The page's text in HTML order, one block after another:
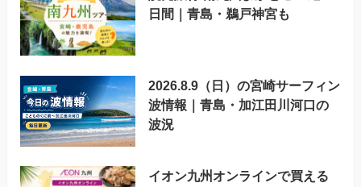
日間｜青島・鵜戸神宮も
2026.8.9（日）の宮崎サーフィン
波情報｜青島・加江田川河口の
波況
イオン九州オンラインで買える